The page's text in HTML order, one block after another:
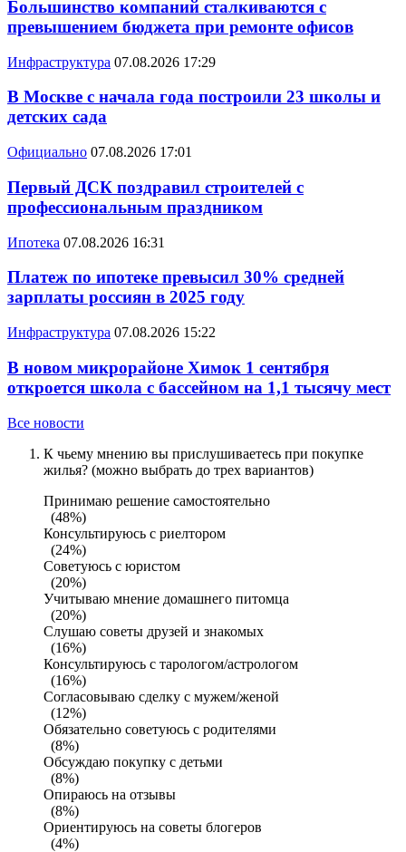
Большинство компаний сталкиваются с
превышением бюджета при ремонте офисов
Инфраструктура 07.08.2026 17:29
В Москве с начала года построили 23 школы и
детских сада
Официально 07.08.2026 17:01
Первый ДСК поздравил строителей с
профессиональным праздником
Ипотека 07.08.2026 16:31
Платеж по ипотеке превысил 30% средней
зарплаты россиян в 2025 году
Инфраструктура 07.08.2026 15:22
В новом микрорайоне Химок 1 сентября
откроется школа с бассейном на 1,1 тысячу мест
Все новости
К чьему мнению вы прислушиваетесь при покупке
жилья? (можно выбрать до трех вариантов)
Принимаю решение самостоятельно
(48%)
Консультируюсь с риелтором
(24%)
Советуюсь с юристом
(20%)
Учитываю мнение домашнего питомца
(20%)
Слушаю советы друзей и знакомых
(16%)
Консультируюсь с тарологом/астрологом
(16%)
Согласовываю сделку с мужем/женой
(12%)
Обязательно советуюсь с родителями
(8%)
Обсуждаю покупку с детьми
(8%)
Опираюсь на отзывы
(8%)
Ориентируюсь на советы блогеров
(4%)